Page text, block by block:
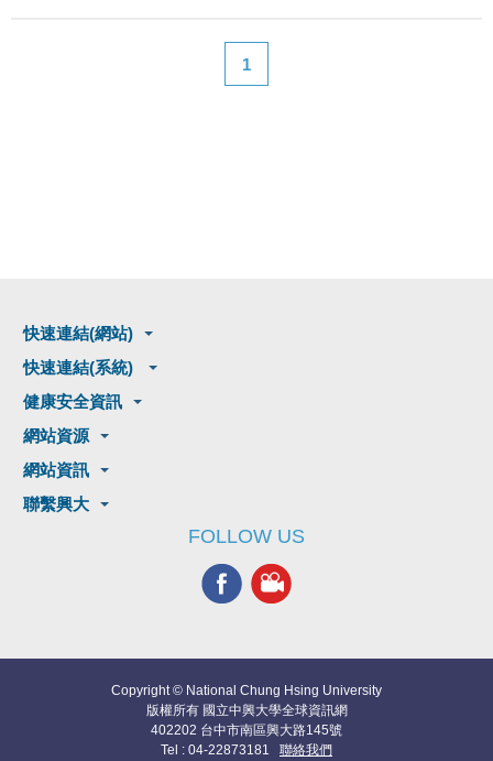
1
快速連結(網站)
快速連結(系統)
健康安全資訊
網站資源
網站資訊
聯繫興大
FOLLOW US
Copyright © National Chung Hsing University
版權所有 國立中興大學全球資訊網
402202 台中市南區興大路145號
Tel : 04-22873181 聯絡我們